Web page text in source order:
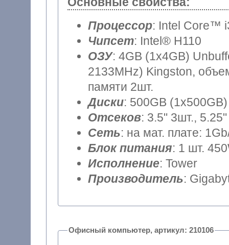
Процессор: Intel Core™
Чипсет: Intel® H110
ОЗУ: 4GB (1x4GB)
2133MHz) Kingston,
памяти 2шт.
Диски: 500GB
Отсеков: 3.5" 3шт.,
Сеть: на мат. плате:
Блок питания: 1 шт.
Исполнение: Tower
Производитель:
Офисный компьютер, артикул: 210106